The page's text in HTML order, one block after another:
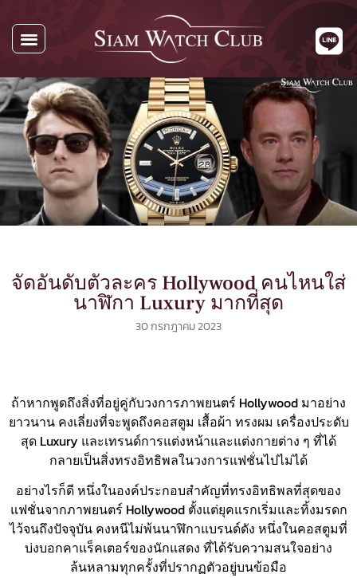
จัดอันดับตัวละคร Hollywood คนไหนใส่
นาฬิกา Luxury มากที่สุด
30 กรกฎาคม 2023
ถ้าหากพูดถึงสิ่งที่อยู่คู่กับวงการภาพยนตร์ Hollywood มาอย่าง
ยาวนาน คงเลี่ยงที่จะพูดถึงคอสตูม เสื้อผ้า ทรงผม เครื่องประดับ
สุด Luxury และเทรนด์การแต่งหน้าและแต่งกายต่าง ๆ ที่ได้
กลายเป็นสิ่งทรงอิทธิพลในวงการแฟชั่นไปไม่ได้
อย่างไรก็ดี หนึ่งในองค์ประกอบสำคัญที่ทรงอิทธิพลที่สุดของ
แฟชั่นจากภาพยนตร์ Hollywood ตั้งแต่ยุคแรกเริ่มและทิ้งมรดก
ไว้จนถึงปัจจุบัน คงหนีไม่พ้นนาฬิกาแบรนด์ดัง หนึ่งในคอสตูมที่
บ่งบอกคาแร็คเตอร์ของนักแสดง ที่ได้รับความสนใจอย่าง
ล้นหลามทุกครั้งที่ปรากฏตัวอยู่บนข้อมือ